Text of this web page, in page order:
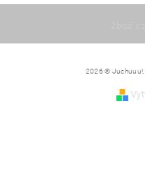
2026 © Juchuuu!,